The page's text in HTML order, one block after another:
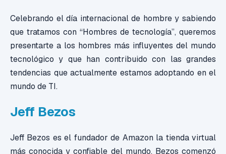
Celebrando el día internacional de hombre y sabiendo
que tratamos con “Hombres de tecnología”, queremos
presentarte a los hombres más influyentes del mundo
tecnológico y que han contribuido con las grandes
tendencias que actualmente estamos adoptando en el
mundo de TI.
Jeff Bezos
Jeff Bezos es el fundador de Amazon la tienda virtual
más conocida y confiable del mundo. Bezos comenzó